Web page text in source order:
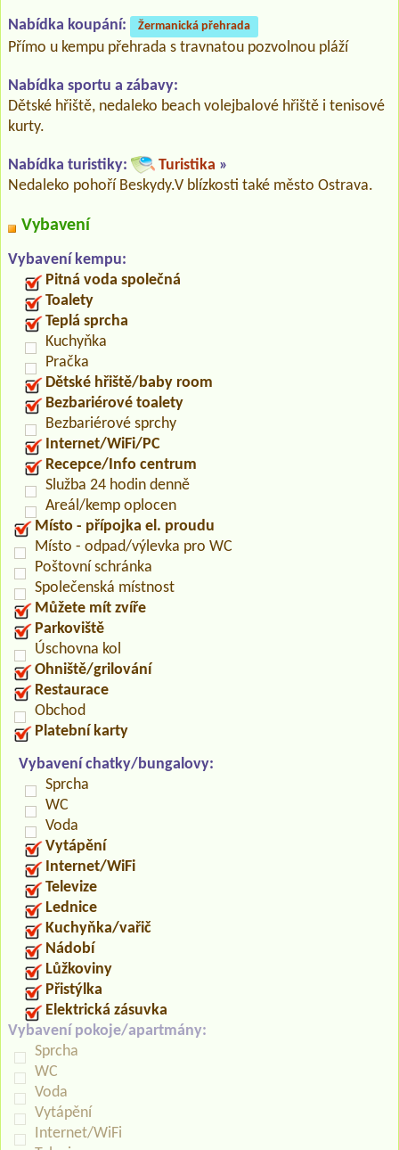
Nabídka koupání: Žermanická přehrada
Přímo u kempu přehrada s travnatou pozvolnou pláží
Nabídka sportu a zábavy:
Dětské hřiště, nedaleko beach volejbalové hřiště i tenisové
kurty.
Nabídka turistiky: Turistika »
Nedaleko pohoří Beskydy.V blízkosti také město Ostrava.
Vybavení
Vybavení kempu:
Pitná voda společná
Toalety
Teplá sprcha
Kuchyňka
Pračka
Dětské hřiště/baby room
Bezbariérové toalety
Bezbariérové sprchy
Internet/WiFi/PC
Recepce/Info centrum
Služba 24 hodin denně
Areál/kemp oplocen
Místo - přípojka el. proudu
Místo - odpad/výlevka pro WC
Poštovní schránka
Společenská místnost
Můžete mít zvíře
Parkoviště
Úschovna kol
Ohniště/grilování
Restaurace
Obchod
Platební karty
Vybavení chatky/bungalovy:
Sprcha
WC
Voda
Vytápění
Internet/WiFi
Televize
Lednice
Kuchyňka/vařič
Nádobí
Lůžkoviny
Přistýlka
Elektrická zásuvka
Vybavení pokoje/apartmány:
Sprcha
WC
Voda
Vytápění
Internet/WiFi